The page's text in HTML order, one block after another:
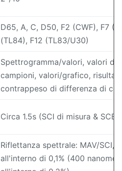
D65, A, C, D50, F2 (CWF), F7
(TL84), F12 (TL83/U30)
Spettrogramma/valori, valori di
campioni, valori/grafico,
contrappeso di differenza di
Circa 1.5s (SCI di misura & SCE
Riflettanza spettrale: MAV/SCI,
all'interno di 0,1% (400